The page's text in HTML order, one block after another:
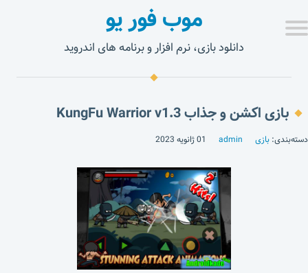
موب فور یو
دانلود بازی، نرم افزار و برنامه های اندروید
بازی اکشن و جذاب KungFu Warrior v1.3
دسته‌بندی: بازی admin 01 ژانویه 2023